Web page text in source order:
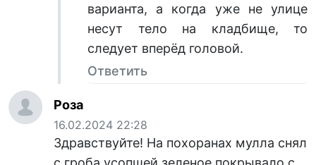
варианта, а когда уже не улице
несут тело на кладбище, то
следует вперёд головой.
Ответить
Роза
16.02.2024 22:28
Здравствуйте! На похоранах мулла снял